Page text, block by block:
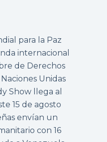
para la Paz
internacional
de Derechos
Unidas
Show llega al
15 de agosto
envían un
con 16